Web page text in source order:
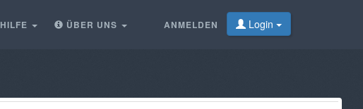
ANMELDEN Login
HILFE ÜBER UNS